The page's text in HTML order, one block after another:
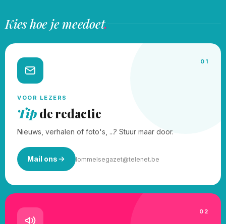
Kies hoe je meedoet.
01
VOOR LEZERS
Tipde redactie
Nieuws, verhalen of foto's, ...? Stuur maar door.
Mail ons lommelsegazet@telenet.be
02